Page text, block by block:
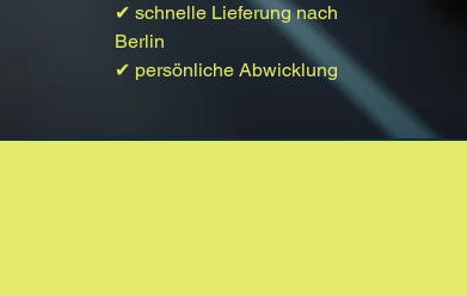
✔ schnelle Lieferung nach
Berlin
✔ persönliche Abwicklung